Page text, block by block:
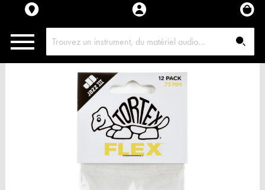
Pièces détachées